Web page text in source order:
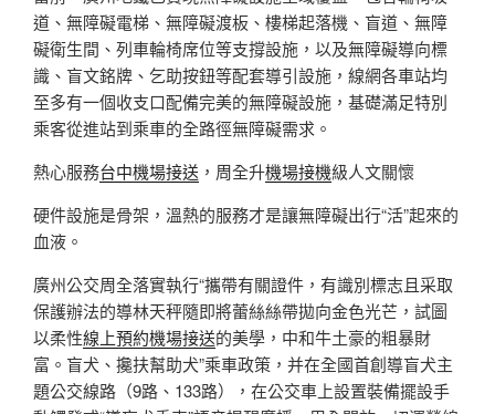
道、無障礙電梯、無障礙渡板、樓梯起落機、盲道、無障
礙衛生間、列車輪椅席位等支撐設施，以及無障礙導向標
識、盲文銘牌、乞助按鈕等配套導引設施，線網各車站均
至多有一個收支口配備完美的無障礙設施，基礎滿足特別
乘客從進站到乘車的全路徑無障礙需求。
熱心服務台中機場接送 ，周全升機場接機級人文關懷
硬件設施是骨架，溫熱的服務才是讓無障礙出行“活”起來的
血液。
廣州公交周全落實執行“攜帶有關證件，有識別標志且采取
保護辦法的導林天秤隨即將蕾絲絲帶拋向金色光芒，試圖
以柔性線上預約機場接送的美學，中和牛土豪的粗暴財
富。盲犬、攙扶幫助犬”乘車政策，并在全國首創導盲犬主
題公交線路（9路、133路），在公交車上設置裝備擺設手